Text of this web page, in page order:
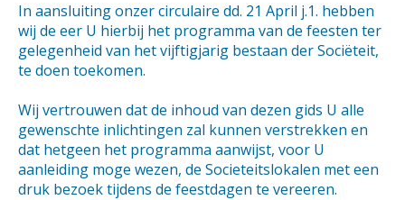
In aansluiting onzer circulaire dd. 21 April j.1. hebben
wij de eer U hierbij het programma van de feesten ter
gelegenheid van het vijftigjarig bestaan der Sociëteit,
te doen toekomen.
Wij vertrouwen dat de inhoud van dezen gids U alle
gewenschte inlichtingen zal kunnen verstrekken en
dat hetgeen het programma aanwijst, voor U
aanleiding moge wezen, de Societeitslokalen met een
druk bezoek tijdens de feestdagen te vereeren.